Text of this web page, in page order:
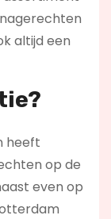
altijd een
heeft
op de
even op